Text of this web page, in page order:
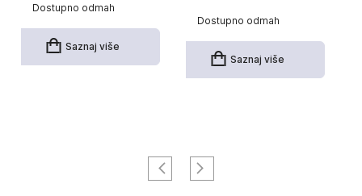
Dostupno odmah
Saznaj više
Dostupno odmah
Saznaj više